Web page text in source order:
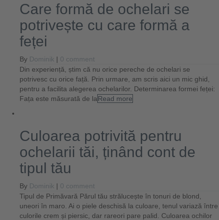
Care formă de ochelari se
potrivește cu care formă a
feței
By Dominik | 0 comment
Din experiență, știm că nu orice pereche de ochelari se
potrivesc cu orice față. Prin urmare, am scris aici un mic ghid,
pentru a facilita alegerea ochelarilor. Determinarea formei feței:
Fața este măsurată de laRead more
Culoarea potrivită pentru
ochelarii tăi, ținând cont de
tipul tău
By Dominik | 0 comment
Tipul de Primăvară Părul tău strălucește în tonuri de blond,
uneori în maro. Ai o piele deschisă la culoare, tenul variază între
culorile crem și piersic, dar rareori pare palid. Culoarea ochilor